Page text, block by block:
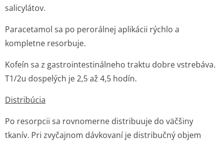
salicylátov.
Paracetamol sa po perorálnej aplikácii rýchlo a
kompletne resorbuje.
Kofeín sa z gastrointes­tinálneho traktu dobre vstrebáva.
T1/2u dospelých je 2,5 až 4,5 hodín.
Distribúcia
Po resorpcii sa rovnomerne distribuuje do väčšiny
tkanív. Pri zvyčajnom dávkovaní je distribučný objem